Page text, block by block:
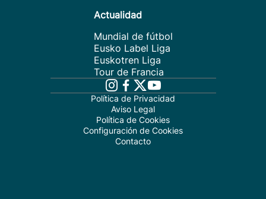
Actualidad
Mundial de fútbol
Eusko Label Liga
Euskotren Liga
Tour de Francia
Política de Privacidad
Aviso Legal
Política de Cookies
Configuración de Cookies
Contacto